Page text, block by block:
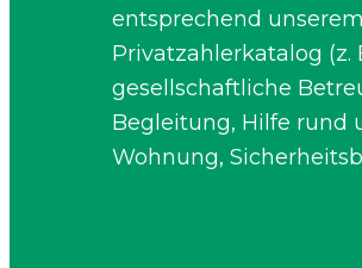
entsprechend unserem
Privatzahlerkatalog (z.
gesellschaftliche
Begleitung, Hilfe rund
Wohnung,